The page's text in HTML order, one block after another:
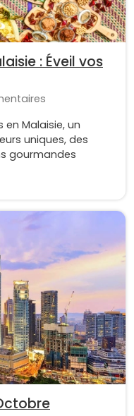
: Éveil vos
en Malaisie, un
uniques, des
gourmandes